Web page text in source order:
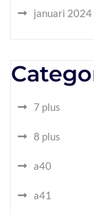
januari 2024
7 plus
8 plus
a40
a41